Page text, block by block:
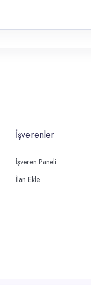
İşverenler
İşveren Paneli
İlan Ekle